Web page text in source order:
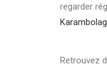
regarder
Retrouvez